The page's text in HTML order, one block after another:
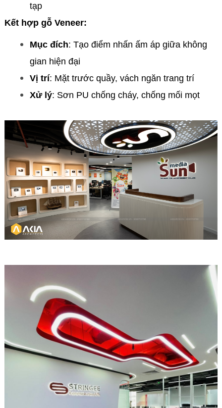
tạp
Kết hợp gỗ Veneer:
Mục đích: Tạo điểm nhấn ấm áp giữa không
gian hiện đại
Vị trí: Mặt trước quầy, vách ngăn trang trí
Xử lý: Sơn PU chống cháy, chống mối mọt